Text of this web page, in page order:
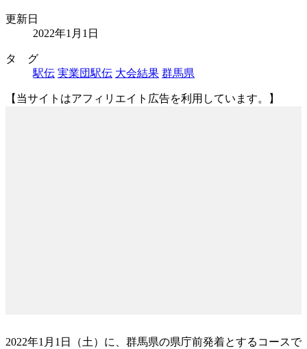
更新日
2022年1月1日
タ グ
駅伝 実業団駅伝 大会結果 群馬県
【当サイトはアフィリエイト広告を利用しています。】
2022年1月1日（土）に、群馬県の県庁前発着とするコースで